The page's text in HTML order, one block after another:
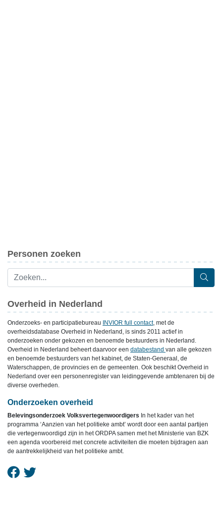
Personen zoeken
Overheid in Nederland
Onderzoeks- en participatiebureau INVIOR full contact, met de
overheidsdatabase Overheid in Nederland, is sinds 2011 actief in
onderzoeken onder gekozen en benoemde bestuurders in Nederland.
Overheid in Nederland beheert daarvoor een databestand van alle gekozen
en benoemde bestuurders van het kabinet, de Staten-Generaal, de
Waterschappen, de provincies en de gemeenten. Ook beschikt Overheid in
Nederland over een personenregister van leidinggevende ambtenaren bij de
diverse overheden.
Onderzoeken overheid
Belevingsonderzoek Volksvertegenwoordigers In het kader van het
programma ‘Aanzien van het politieke ambt’ wordt door een aantal partijen
die vertegenwoordigd zijn in het ORDPA samen met het Ministerie van BZK
een agenda voorbereid met concrete activiteiten die moeten bijdragen aan
de aantrekkelijkheid van het politieke ambt.